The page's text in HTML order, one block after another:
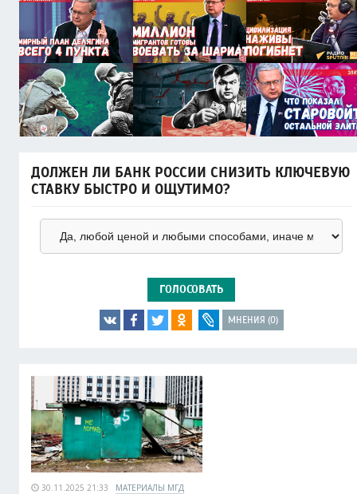
ДОЛЖЕН ЛИ БАНК РОССИИ СНИЗИТЬ КЛЮЧЕВУЮ
СТАВКУ БЫСТРО И ОЩУТИМО?
ГОЛОСОВАТЬ
МНЕНИЯ (0)
30.11.2025 21:33 МАТЕРИАЛЫ МГД